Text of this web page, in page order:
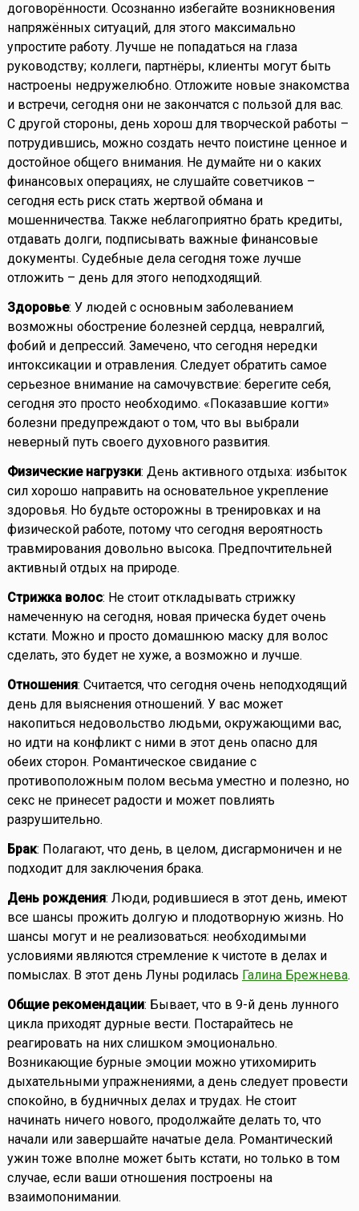
договорённости. Осознанно избегайте возникновения
напряжённых ситуаций, для этого максимально
упростите работу. Лучше не попадаться на глаза
руководству; коллеги, партнёры, клиенты могут быть
настроены недружелюбно. Отложите новые знакомства
и встречи, сегодня они не закончатся с пользой для вас.
С другой стороны, день хорош для творческой работы –
потрудившись, можно создать нечто поистине ценное и
достойное общего внимания. Не думайте ни о каких
финансовых операциях, не слушайте советчиков –
сегодня есть риск стать жертвой обмана и
мошенничества. Также неблагоприятно брать кредиты,
отдавать долги, подписывать важные финансовые
документы. Судебные дела сегодня тоже лучше
отложить – день для этого неподходящий.
Здоровье: У людей с основным заболеванием
возможны обострение болезней сердца, невралгий,
фобий и депрессий. Замечено, что сегодня нередки
интоксикации и отравления. Следует обратить самое
серьезное внимание на самочувствие: берегите себя,
сегодня это просто необходимо. «Показавшие когти»
болезни предупреждают о том, что вы выбрали
неверный путь своего духовного развития.
Физические нагрузки: День активного отдыха: избыток
сил хорошо направить на основательное укрепление
здоровья. Но будьте осторожны в тренировках и на
физической работе, потому что сегодня вероятность
травмирования довольно высока. Предпочтительней
активный отдых на природе.
Стрижка волос: Не стоит откладывать стрижку
намеченную на сегодня, новая прическа будет очень
кстати. Можно и просто домашнюю маску для волос
сделать, это будет не хуже, а возможно и лучше.
Отношения: Считается, что сегодня очень неподходящий
день для выяснения отношений. У вас может
накопиться недовольство людьми, окружающими вас,
но идти на конфликт с ними в этот день опасно для
обеих сторон. Романтическое свидание с
противоположным полом весьма уместно и полезно, но
секс не принесет радости и может повлиять
разрушительно.
Брак: Полагают, что день, в целом, дисгармоничен и не
подходит для заключения брака.
День рождения: Люди, родившиеся в этот день, имеют
все шансы прожить долгую и плодотворную жизнь. Но
шансы могут и не реализоваться: необходимыми
условиями являются стремление к чистоте в делах и
помыслах. В этот день Луны родилась Галина Брежнева.
Общие рекомендации: Бывает, что в 9-й день лунного
цикла приходят дурные вести. Постарайтесь не
реагировать на них слишком эмоционально.
Возникающие бурные эмоции можно утихомирить
дыхательными упражнениями, а день следует провести
спокойно, в будничных делах и трудах. Не стоит
начинать ничего нового, продолжайте делать то, что
начали или завершайте начатые дела. Романтический
ужин тоже вполне может быть кстати, но только в том
случае, если ваши отношения построены на
взаимопонимании.